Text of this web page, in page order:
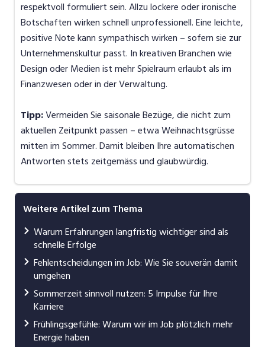
respektvoll formuliert sein. Allzu lockere oder ironische
Botschaften wirken schnell unprofessionell. Eine leichte,
positive Note kann sympathisch wirken – sofern sie zur
Unternehmenskultur passt. In kreativen Branchen wie
Design oder Medien ist mehr Spielraum erlaubt als im
Finanzwesen oder in der Verwaltung.
Tipp:Vermeiden Sie saisonale Bezüge, die nicht zum
aktuellen Zeitpunkt passen – etwa Weihnachtsgrüsse
mitten im Sommer. Damit bleiben Ihre automatischen
Antworten stets zeitgemäss und glaubwürdig.
Weitere Artikel zum Thema
Warum Erfahrungen langfristig wichtiger sind als
schnelle Erfolge
Fehlentscheidungen im Job: Wie Sie souverän damit
umgehen
Sommerzeit sinnvoll nutzen: 5 Impulse für Ihre
Karriere
Frühlingsgefühle: Warum wir im Job plötzlich mehr
Energie haben